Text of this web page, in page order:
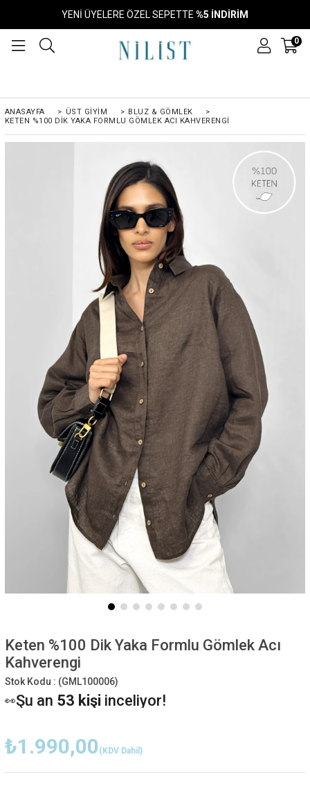
YENİ ÜYELERE ÖZEL SEPETTE %5 İNDİRİM
0
ANASAYFA > ÜST GIYIM > BLUZ & GÖMLEK
>
KETEN %100 DIK YAKA FORMLU GÖMLEK ACI KAHVERENGI
Keten %100 Dik Yaka Formlu Gömlek Acı
Kahverengi
Stok Kodu : (GML100006)
👀Şu an 53 kişi inceliyor!
✅Bugün79 adet
₺1.990,00 (KDV Dahil)